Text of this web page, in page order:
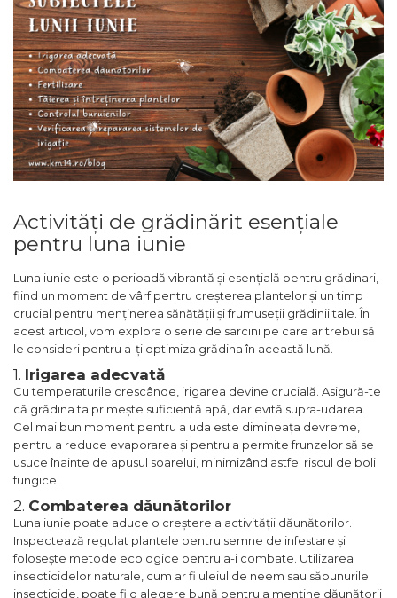
Activități de grădinărit esențiale
pentru luna iunie
Luna iunie este o perioadă vibrantă și esențială pentru grădinari,
fiind un moment de vârf pentru creșterea plantelor și un timp
crucial pentru menținerea sănătății și frumuseții grădinii tale. În
acest articol, vom explora o serie de sarcini pe care ar trebui să
le consideri pentru a-ți optimiza grădina în această lună.
1. Irigarea adecvată
Cu temperaturile crescânde, irigarea devine crucială. Asigură-te
că grădina ta primește suficientă apă, dar evită supra-udarea.
Cel mai bun moment pentru a uda este dimineața devreme,
pentru a reduce evaporarea și pentru a permite frunzelor să se
usuce înainte de apusul soarelui, minimizând astfel riscul de boli
fungice.
2. Combaterea dăunătorilor
Luna iunie poate aduce o creștere a activității dăunătorilor.
Inspectează regulat plantele pentru semne de infestare și
folosește metode ecologice pentru a-i combate. Utilizarea
insecticidelor naturale, cum ar fi uleiul de neem sau săpunurile
insecticide, poate fi o alegere bună pentru a menține dăunătorii